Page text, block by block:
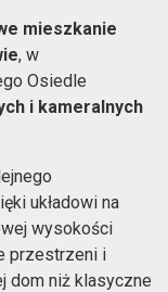
mieszkanie
, w
Osiedle
i kameralnych
układowi na
wysokości
przestrzeni i
dom niż klasyczne